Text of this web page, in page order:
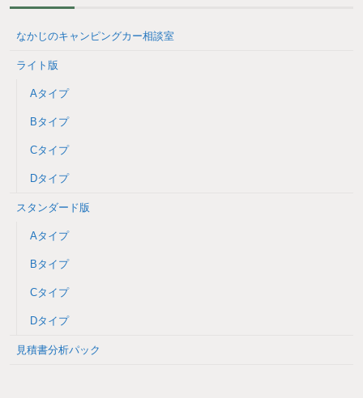
なかじのキャンピングカー相談室
ライト版
Aタイプ
Bタイプ
Cタイプ
Dタイプ
スタンダード版
Aタイプ
Bタイプ
Cタイプ
Dタイプ
見積書分析パック